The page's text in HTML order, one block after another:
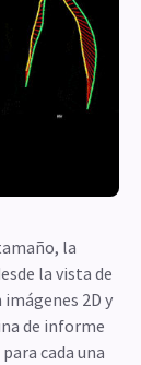
la
la vista de
2D y
de informe
cada una